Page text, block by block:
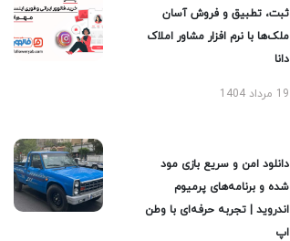
ثبت، تطبیق و فروش آسان
ملک‌ها با نرم افزار مشاور املاک
دانا
19 مرداد 1404
دانلود امن و سریع بازی مود
شده و برنامه‌های پرمیوم
اندروید | تجربه حرفه‌ای با وطن
اپ